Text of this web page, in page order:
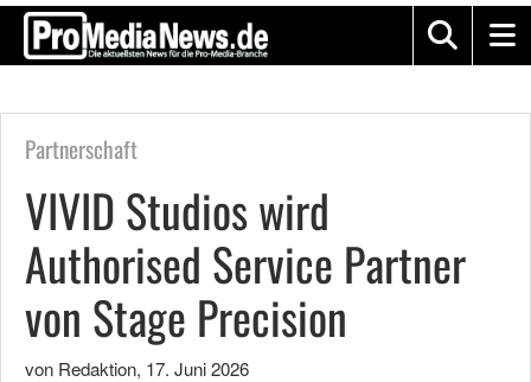
Partnerschaft
VIVID Studios wird
Authorised Service Partner
von Stage Precision
von Redaktion, 17. Juni 2026